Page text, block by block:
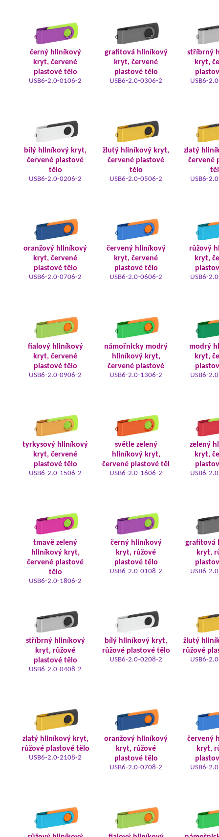
černý hliníkový
kryt, červené
plastové tělo
USB6-2.0-0106-2
grafitová hliníkový
kryt, červené
plastové tělo
USB6-2.0-0306-2
stříbrný
kryt,
USB6-
bílý hliníkový kryt,
červené plastové
tělo
USB6-2.0-0206-2
žlutý hliníkový kryt,
červené plastové
tělo
USB6-2.0-0506-2
zlatý
červené
USB6-
oranžový hliníkový
kryt, červené
plastové tělo
USB6-2.0-0706-2
červený hliníkový
kryt, červené
plastové tělo
USB6-2.0-0606-2
růžový
kryt,
USB6-
fialový hliníkový
kryt, červené
plastové tělo
USB6-2.0-0906-2
námořnicky modrý
hliníkový kryt,
červené plastové
USB6-2.0-1306-2
modrý
kryt,
USB6-
tyrkysový hliníkový
kryt, červené
plastové tělo
USB6-2.0-1506-2
světle zelený
hliníkový kryt,
červené plastové těl
USB6-2.0-1606-2
zelený
kryt,
USB6-
tmavě zelený
hliníkový kryt,
červené plastové
tělo
USB6-2.0-1806-2
černý hliníkový
kryt, růžové
plastové tělo
USB6-2.0-0108-2
grafitová
kryt,
USB6-
stříbrný hliníkový
kryt, růžové
plastové tělo
USB6-2.0-0408-2
bílý hliníkový kryt,
růžové plastové tělo
USB6-2.0-0208-2
žlutý
růžové
USB6-
zlatý hliníkový kryt,
růžové plastové tělo
USB6-2.0-2108-2
oranžový hliníkový
kryt, růžové
plastové tělo
USB6-2.0-0708-2
červený
kryt,
USB6-